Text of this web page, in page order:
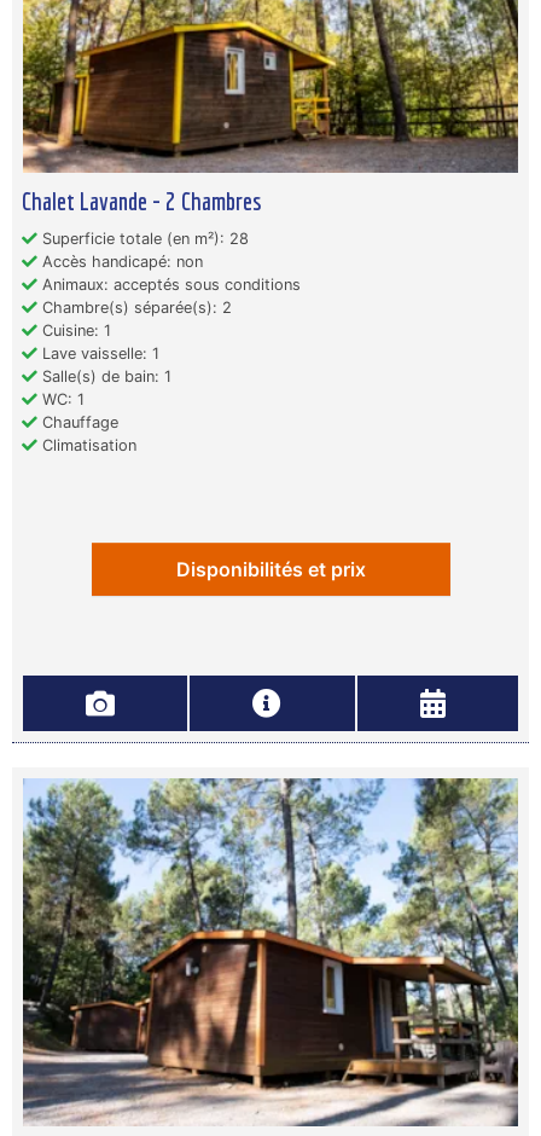
Chalet Lavande - 2 Chambres
Superficie totale (en m²): 28
Accès handicapé: non
Animaux: acceptés sous conditions
Chambre(s) séparée(s): 2
Cuisine: 1
Lave vaisselle: 1
Salle(s) de bain: 1
WC: 1
Chauffage
Climatisation
Disponibilités et prix